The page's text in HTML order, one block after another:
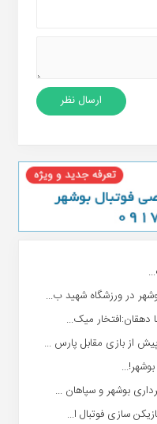
در ورزشگاه شهید ب...
دهقان:افتخار میک...
از بازی مقابل پارس ...
بوشهر و سپاهان ...
سازی فوتبال ا...